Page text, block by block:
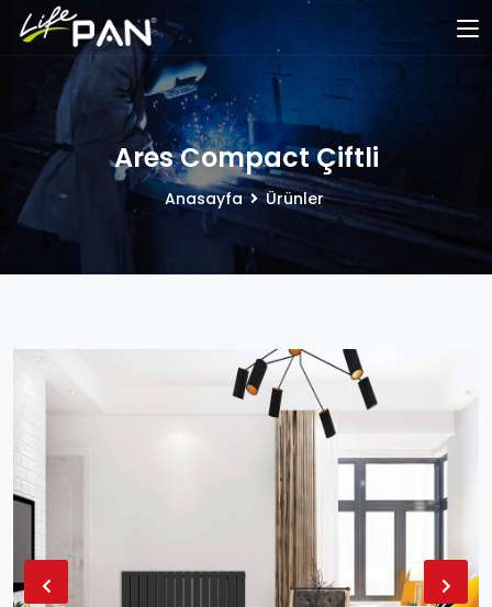
Ares Compact Çiftli
Anasayfa Ürünler